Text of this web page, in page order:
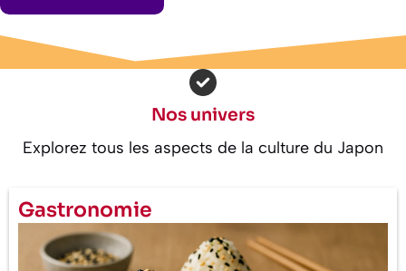
Nos univers
Explorez tous les aspects de la culture du Japon
Gastronomie